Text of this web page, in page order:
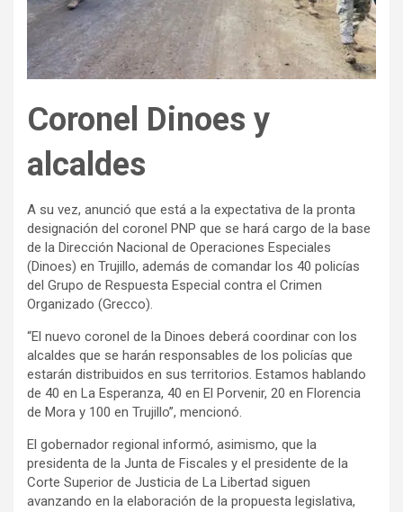
Coronel Dinoes y
alcaldes
A su vez, anunció que está a la expectativa de la pronta
designación del coronel PNP que se hará cargo de la base
de la Dirección Nacional de Operaciones Especiales
(Dinoes) en Trujillo, además de comandar los 40 policías
del Grupo de Respuesta Especial contra el Crimen
Organizado (Grecco).
“El nuevo coronel de la Dinoes deberá coordinar con los
alcaldes que se harán responsables de los policías que
estarán distribuidos en sus territorios. Estamos hablando
de 40 en La Esperanza, 40 en El Porvenir, 20 en Florencia
de Mora y 100 en Trujillo”, mencionó.
El gobernador regional informó, asimismo, que la
presidenta de la Junta de Fiscales y el presidente de la
Corte Superior de Justicia de La Libertad siguen
avanzando en la elaboración de la propuesta legislativa,